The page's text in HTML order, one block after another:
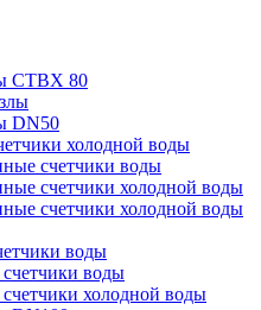
СТВХ 80
DN50
холодной воды
счетчики воды
счетчики холодной воды
счетчики холодной воды
воды
воды
холодной воды